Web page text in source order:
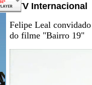
MTV Internacional
Felipe Leal
do filme "Bairro 19"